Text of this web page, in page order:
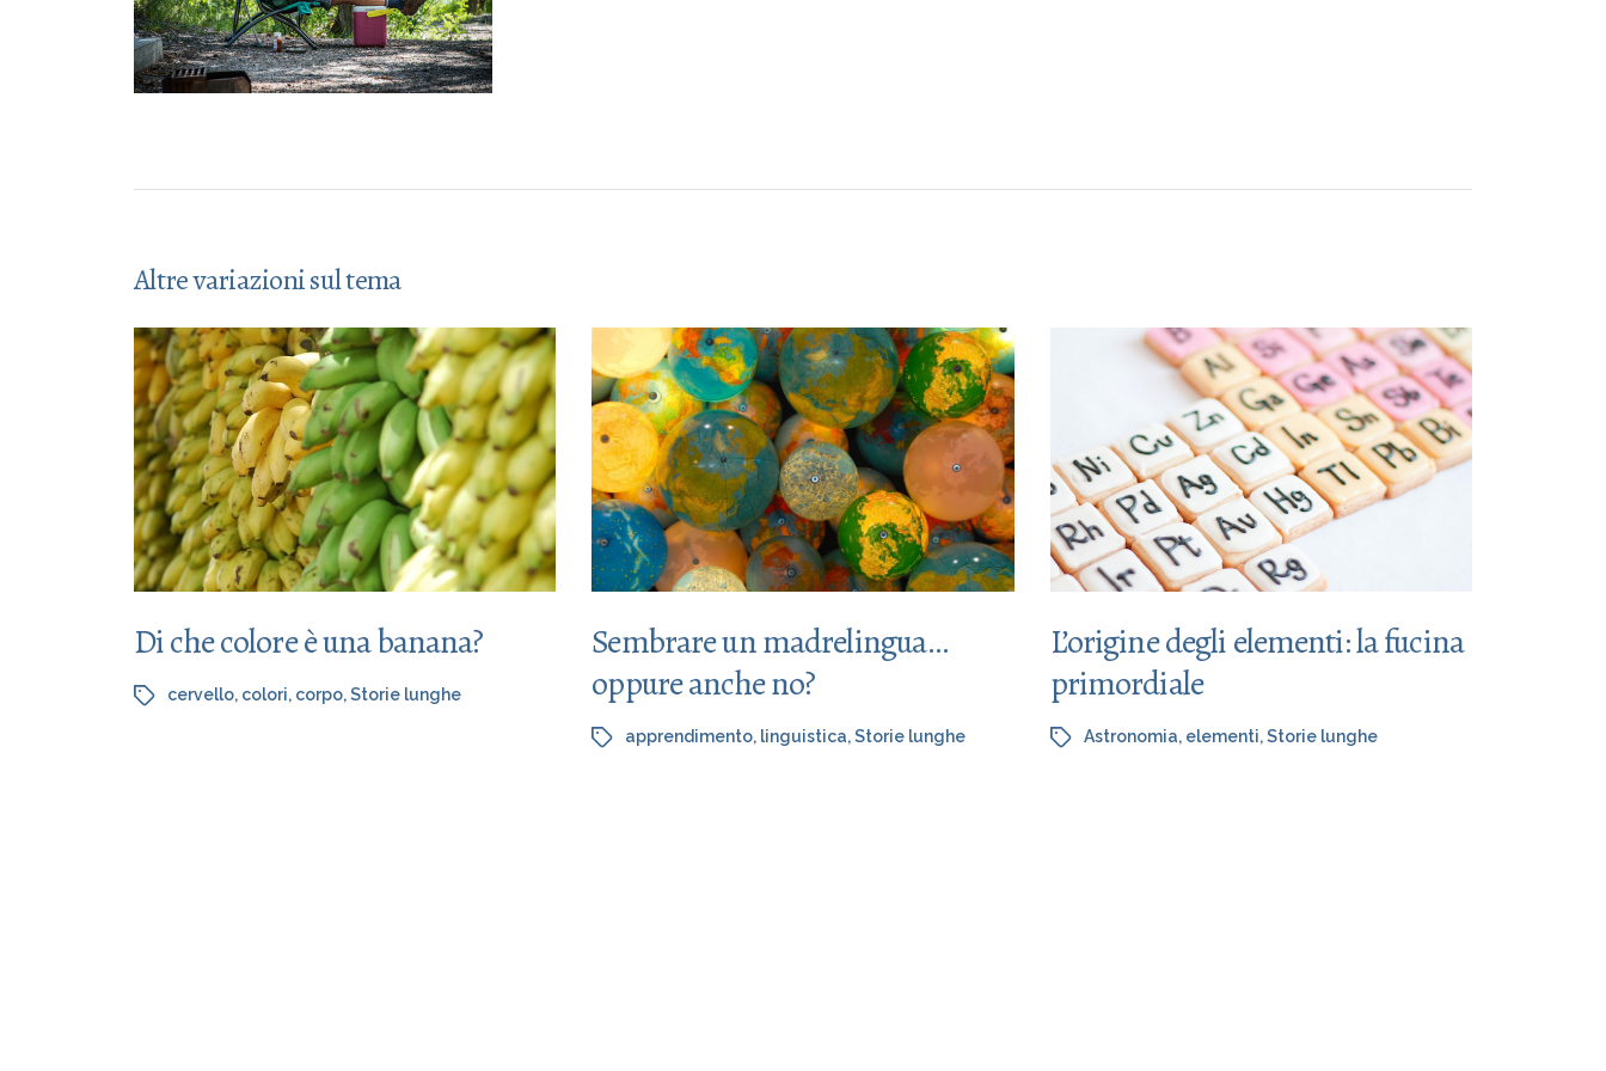
Altre variazioni sul tema
Di che colore è una banana?
cervello, colori, corpo,Storie lunghe
Sembrare un madrelingua…
oppure anche no?
apprendimento, linguistica,Storie lunghe
L’origine degli elementi: la fucina
primordiale
Astronomia, elementi,Storie lunghe